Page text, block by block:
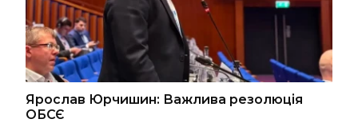
Ярослав Юрчишин: Важлива резолюція
ОБСЄ